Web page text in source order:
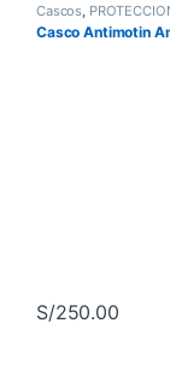
Cascos
Casco Antimotin
S/250.00